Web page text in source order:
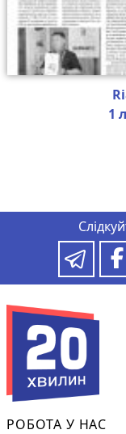
1
РОБОТА У НАС